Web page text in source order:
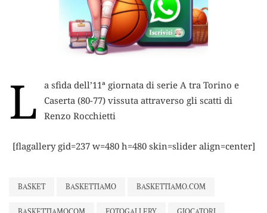
L
a sfida dell’11ª giornata di serie A tra Torino e
Caserta (80-77) vissuta attraverso gli scatti di
Renzo Rocchietti
[flagallery gid=237 w=480 h=480 skin=slider align=center]
BASKET BASKETTIAMO BASKETTIAMO.COM